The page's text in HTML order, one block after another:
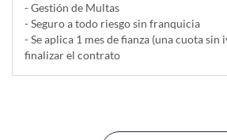
- Gestión de Multas
- Seguro a todo riesgo sin franquicia
- Se aplica 1 mes de fianza (una cuota sin
finalizar el contrato